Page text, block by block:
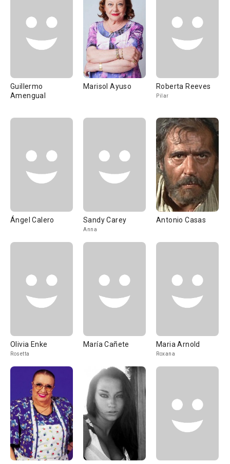
Guillermo
Amengual
Marisol Ayuso Roberta Reeves
Pilar
Ángel Calero Sandy Carey
Anna
Antonio Casas
Olivia Enke
Rosetta
María Cañete Maria Arnold
Roxana